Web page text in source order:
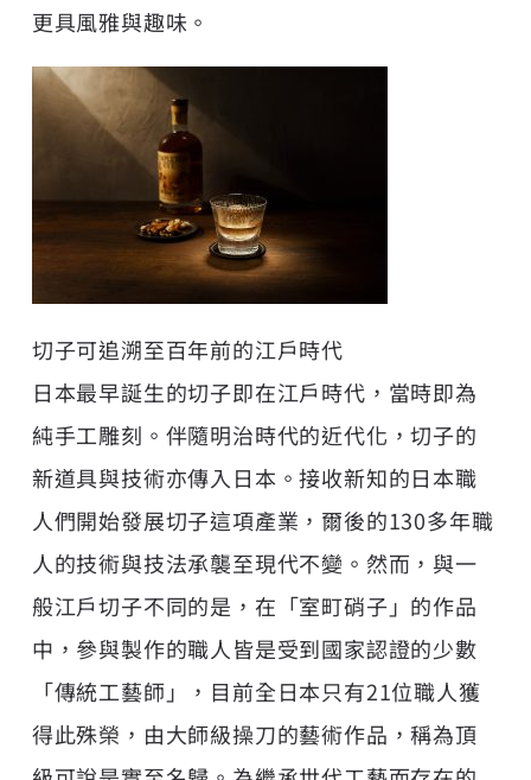
更具風雅與趣味。
切子可追溯至百年前的江戶時代
日本最早誕生的切子即在江戶時代，當時即為
純手工雕刻。伴隨明治時代的近代化，切子的
新道具與技術亦傳入日本。接收新知的日本職
人們開始發展切子這項產業，爾後的130多年職
人的技術與技法承襲至現代不變。然而，與一
般江戶切子不同的是，在「室町硝子」的作品
中，參與製作的職人皆是受到國家認證的少數
「傳統工藝師」，目前全日本只有21位職人獲
得此殊榮，由大師級操刀的藝術作品，稱為頂